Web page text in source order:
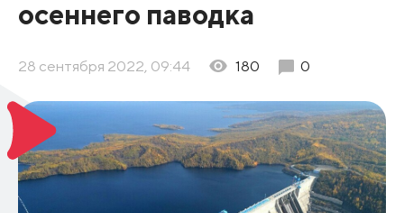
осеннего паводка
28 сентября 2022, 09:44 180 0